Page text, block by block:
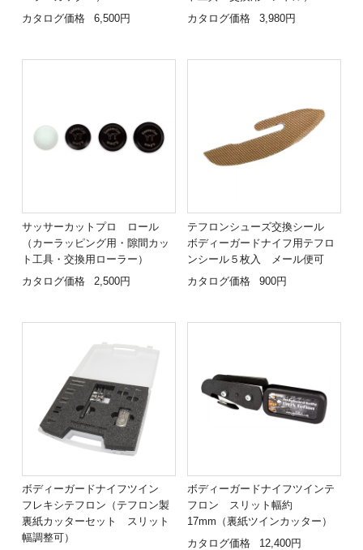
カタログ価格
6,500円
カタログ価格
3,980円
サッサーカットプロ ロール
（カーラッピング用・隙間カッ
ト工具・交換用ローラー）
カタログ価格
2,500円
テフロンシューズ交換シール
ボディーガードナイフ用テフロ
ンシール５枚入 メール便可
カタログ価格
900円
ボディーガードナイフツイン
フレキシテフロン（テフロン製
裏紙カッターセット スリット
幅調整可）
ボディーガードナイフツインテ
フロン スリット幅約
17mm（裏紙ツインカッター）
カタログ価格
12,400円